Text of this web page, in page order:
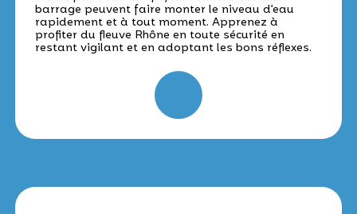
barrage peuvent faire monter le niveau d’eau
rapidement et à tout moment. Apprenez à
profiter du fleuve Rhône en toute sécurité en
restant vigilant et en adoptant les bons réflexes.